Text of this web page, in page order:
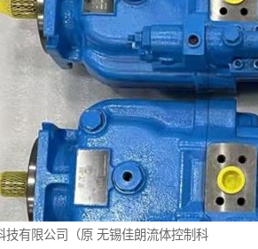
技有限公司（原 无锡佳朗流体控制科